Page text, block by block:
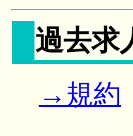
過去求
→規約